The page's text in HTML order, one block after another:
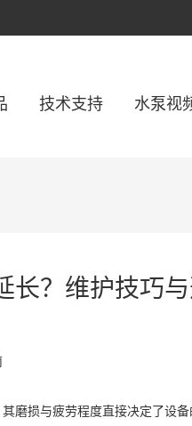
技术支持 水泵视
长？维护技巧
磨损与疲劳程度直接决定了设